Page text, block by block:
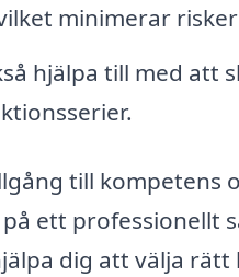
minimerar
hjälpa till med att
till kompetens
ett professionellt
dig att välja